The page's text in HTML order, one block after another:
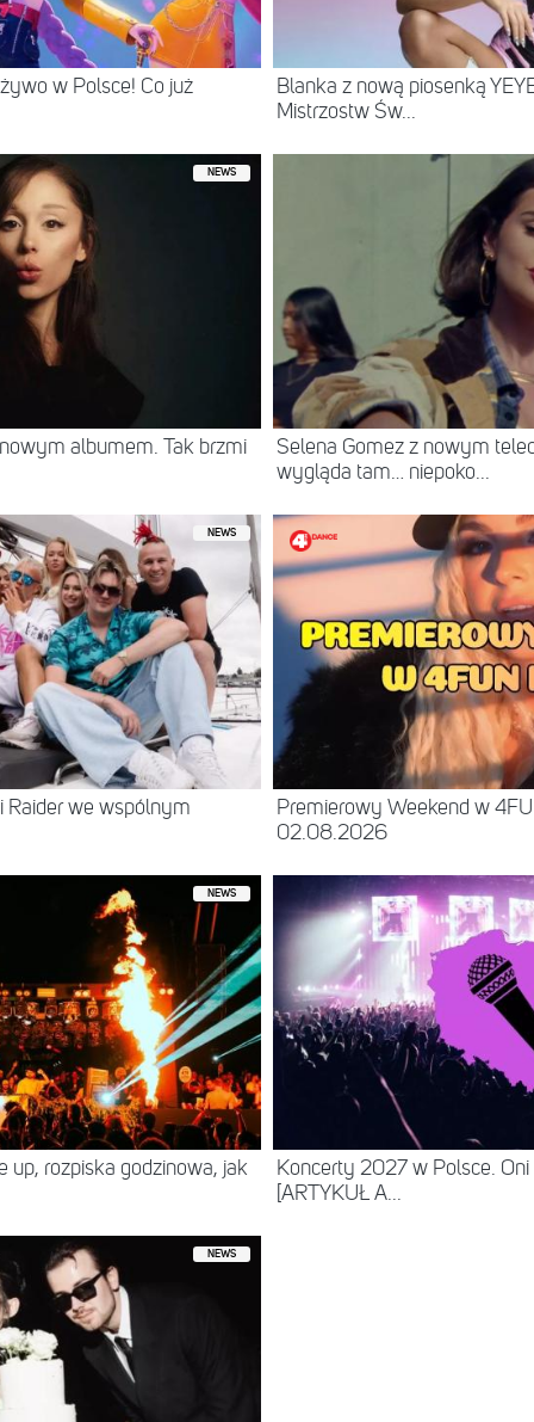
w Polsce! Co już
Blanka z nową piosenką
Mistrzostw Św...
NEWS
albumem. Tak brzmi
Selena Gomez z nowym
wygląda tam… niepoko...
NEWS
Raider we wspólnym
Premierowy Weekend w
02.08.2026
NEWS
up, rozpiska godzinowa, jak
Koncerty 2027 w Polsce.
[ARTYKUŁ A...
NEWS